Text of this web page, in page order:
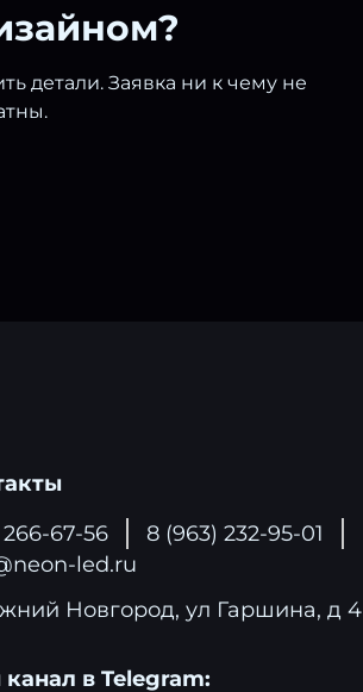
детали. Заявка ни к чему не
266-67-56
8 (963) 232-95-01
led.ru
Новгород, ул Гаршина, д 4
в Telegram: